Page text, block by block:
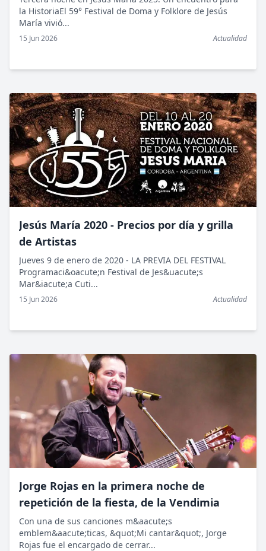
la HistoriaEl 59° Festival de Doma y Folklore de Jesús
María vivió...
15 Jun 2026 Actualidad
Jesús María 2020 - Precios por día y grilla
de Artistas
Jueves 9 de enero de 2020 - LA PREVIA DEL FESTIVAL
Programaci&oacute;n Festival de Jes&uacute;s
Mar&iacute;a Cuti...
15 Jun 2026 Actualidad
Jorge Rojas en la primera noche de
repetición de la fiesta, de la Vendimia
Con una de sus canciones m&aacute;s
emblem&aacute;ticas, &quot;Mi cantar&quot;, Jorge
Rojas fue el encargado de cerrar...